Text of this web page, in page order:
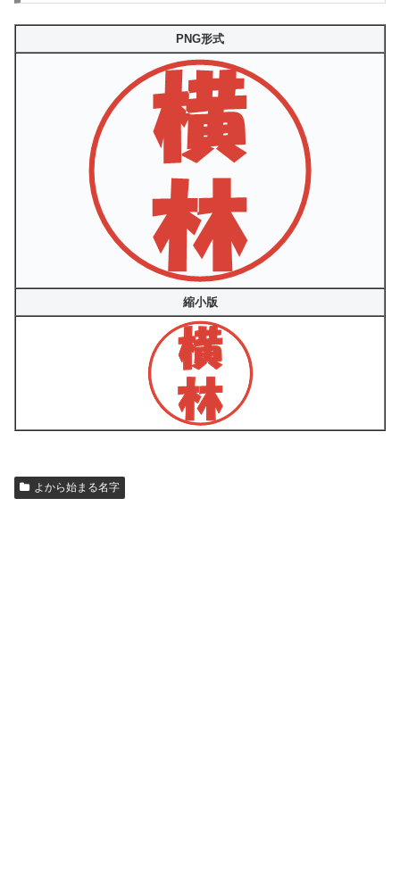
PNG形式
縮小版
よから始まる名字